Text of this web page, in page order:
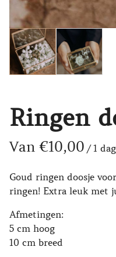
Ringen
/
Goud ringen doosje
ringen! Extra leuk met
Afmetingen:
5 cm hoog
10 cm breed